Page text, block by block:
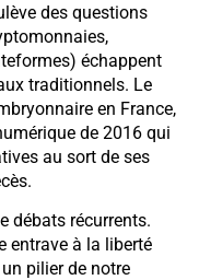
des questions
échappent
traditionnels. Le
en France,
de 2016 qui
au sort de ses
débats récurrents.
entrave à la liberté
pilier de notre